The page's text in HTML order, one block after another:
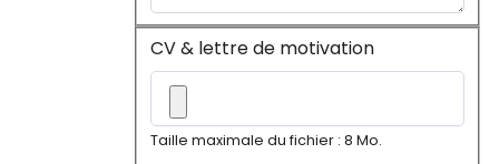
CV & lettre de motivation
Taille maximale du fichier : 8 Mo.